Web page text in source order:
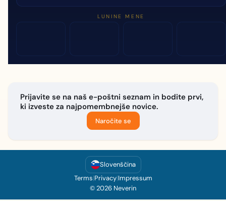
LUNINE MENE
Prijavite se na naš e-poštni seznam in bodite prvi,
ki izveste za najpomembnejše novice.
Naročite se
Slovenščina
Terms|Privacy|Impressum
© 2026 Neverin